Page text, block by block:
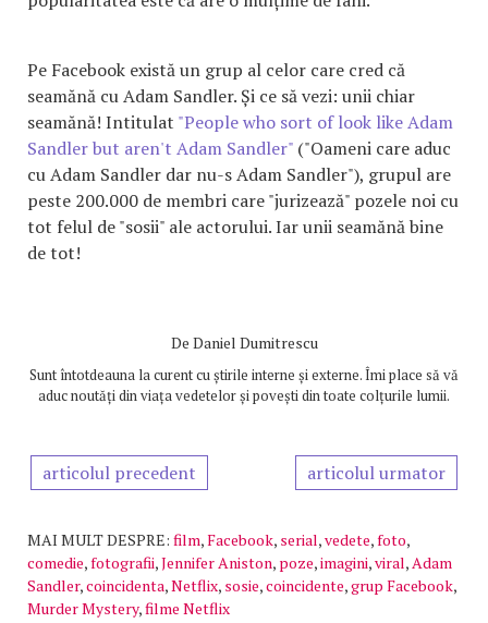
Pe Facebook există un grup al celor care cred că
seamănă cu Adam Sandler. Și ce să vezi: unii chiar
seamănă! Intitulat "People who sort of look like Adam
Sandler but aren't Adam Sandler" ("Oameni care aduc
cu Adam Sandler dar nu-s Adam Sandler"), grupul are
peste 200.000 de membri care "jurizează" pozele noi cu
tot felul de "sosii" ale actorului. Iar unii seamănă bine
de tot!
De Daniel Dumitrescu
Sunt întotdeauna la curent cu știrile interne și externe. Îmi place să vă
aduc noutăți din viața vedetelor și povești din toate colțurile lumii.
articolul precedent articolul urmator
MAI MULT DESPRE: film,Facebook, serial,vedete,foto,
comedie,fotografii,Jennifer Aniston, poze,imagini,viral, Adam
Sandler,coincidenta,Netflix, sosie,coincidente,grup Facebook,
Murder Mystery,filme Netflix